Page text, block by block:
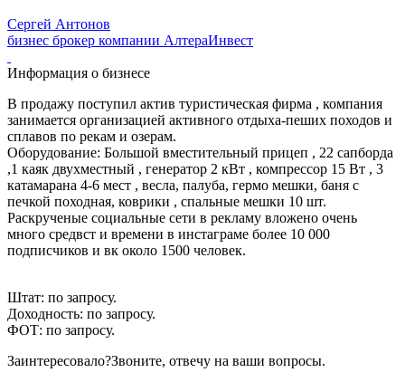
Сергей Антонов
бизнес брокер компании АлтераИнвест
Информация о бизнесе
В продажу поступил актив туристическая фирма , компания
занимается организацией активного отдыха-пеших походов и
сплавов по рекам и озерам.
Оборудование: Большой вместительный прицеп , 22 сапборда
,1 каяк двухместный , генератор 2 кВт , компрессор 15 Вт , 3
катамарана 4-6 мест , весла, палуба, гермо мешки, баня с
печкой походная, коврики , спальные мешки 10 шт.
Раскрученые социальные сети в рекламу вложено очень
много средвст и времени в инстаграме более 10 000
подписчиков и вк около 1500 человек.
Штат: по запросу.
Доходность: по запросу.
ФОТ: по запросу.
Заинтересовало?Звоните, отвечу на ваши вопросы.